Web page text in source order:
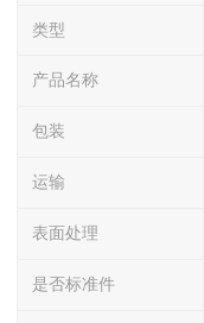
类型
产品名称
包装
运输
表面处理
是否标准件